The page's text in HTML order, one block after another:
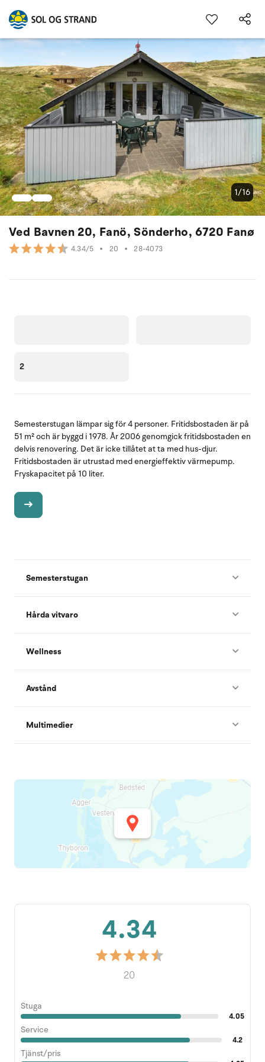
Ved Bavnen 20, Fanö, Sönderho, 6720 Fanø
4.34/5 • 20 • 28-4073
1/16
2
Semesterstugan lämpar sig för 4 personer. Fritidsbostaden är på
51 m² och är byggd i 1978. År 2006 genomgick fritidsbostaden en
delvis renovering. Det är icke tillåtet at ta med hus-djur.
Fritidsbostaden är utrustad med energieffektiv värmepump.
Fryskapacitet på 10 liter.
Semesterstugan
Hårda vitvaro
Wellness
Avstånd
Multimedier
4.34
20
Stuga
4.05
Service
4.2
Tjänst/pris